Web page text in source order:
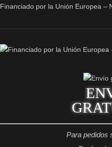
Financiado por la Unión Europea –
Para pedidos